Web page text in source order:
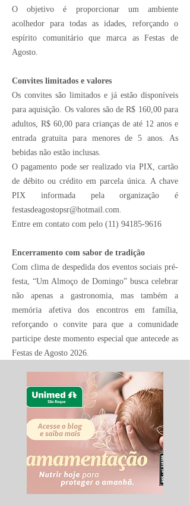
O objetivo é proporcionar um ambiente
acolhedor para todas as idades, reforçando o
espírito comunitário que marca as Festas de
Agosto.
Convites limitados e valores
Os convites são limitados e já estão disponíveis
para aquisição. Os valores são de R$ 160,00 para
adultos, R$ 60,00 para crianças de até 12 anos e
entrada gratuita para menores de 5 anos. As
bebidas não estão inclusas.
O pagamento pode ser realizado via PIX, cartão
de débito ou crédito em parcela única. A chave
PIX informada pela organização é
festasdeagostopsr@hotmail.com
Entre em contato com pelo (11) 94185-9616
Encerramento com sabor de tradição
Com clima de despedida dos eventos sociais pré-
festa, “Um Almoço de Domingo” busca celebrar
não apenas a gastronomia, mas também a
memória afetiva dos encontros em família,
reforçando o convite para que a comunidade
participe deste momento especial que antecede as
Festas de Agosto 2026.